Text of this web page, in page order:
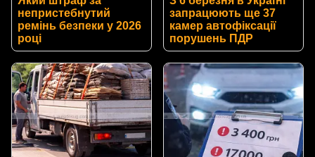
непристебнутий
ремінь безпеки у 2026
році
запрацюють ще 37
камер автофіксації
порушень ПДР